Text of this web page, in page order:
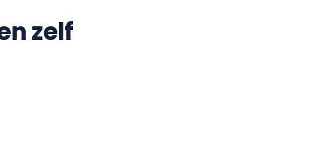
zelf